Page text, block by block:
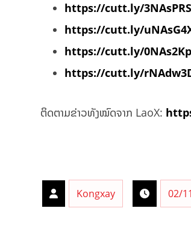
https://cutt.ly/3NAsPRS
https://cutt.ly/
https://cutt.ly/0NAs2Kp
https://cutt.ly/
ຕິດຕາມຂ່າວທັງໝົດຈາກ LaoX:
Kongxay 02/